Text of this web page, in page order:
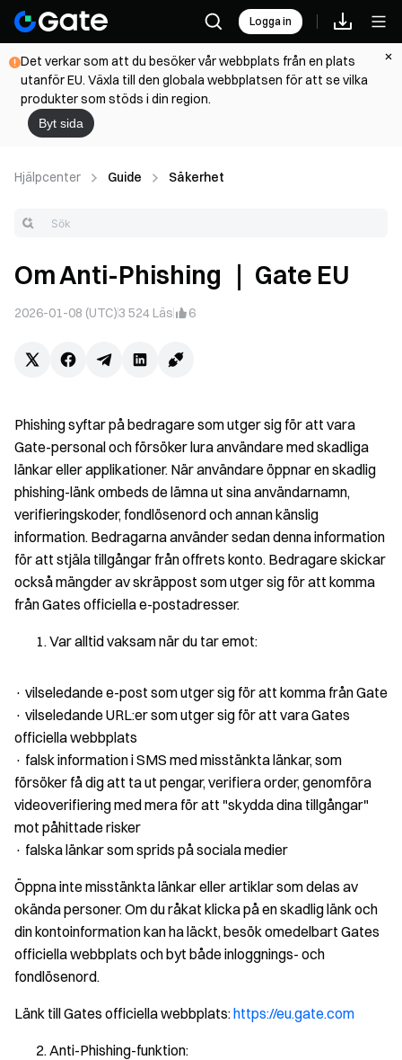
Logga in
Det verkar som att du besöker vår webbplats från en plats
utanför EU. Växla till den globala webbplatsen för att se vilka
produkter som stöds i din region.
Byt sida
Hjälpcenter Guide Säkerhet
Om Anti-Phishing ｜ Gate EU
2026-01-08 (UTC)3 524 Läs 6
Phishing syftar på bedragare som utger sig för att vara
Gate-personal och försöker lura användare med skadliga
länkar eller applikationer. När användare öppnar en skadlig
phishing-länk ombeds de lämna ut sina användarnamn,
verifieringskoder, fondlösenord och annan känslig
information. Bedragarna använder sedan denna information
för att stjäla tillgångar från offrets konto. Bedragare skickar
också mängder av skräppost som utger sig för att komma
från Gates officiella e-postadresser.
Var alltid vaksam när du tar emot:
· vilseledande e-post som utger sig för att komma från Gate
· vilseledande URL:er som utger sig för att vara Gates
officiella webbplats
· falsk information i SMS med misstänkta länkar, som
försöker få dig att ta ut pengar, verifiera order, genomföra
videoverifiering med mera för att "skydda dina tillgångar"
mot påhittade risker
· falska länkar som sprids på sociala medier
Öppna inte misstänkta länkar eller artiklar som delas av
okända personer. Om du råkat klicka på en skadlig länk och
din kontoinformation kan ha läckt, besök omedelbart Gates
officiella webbplats och byt både inloggnings- och
fondlösenord.
Länk till Gates officiella webbplats:https://eu.gate.com
Anti-Phishing-funktion: